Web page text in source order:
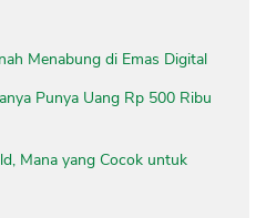
Menabung di Emas Digital
Punya Uang Rp 500 Ribu
Mana yang Cocok untuk